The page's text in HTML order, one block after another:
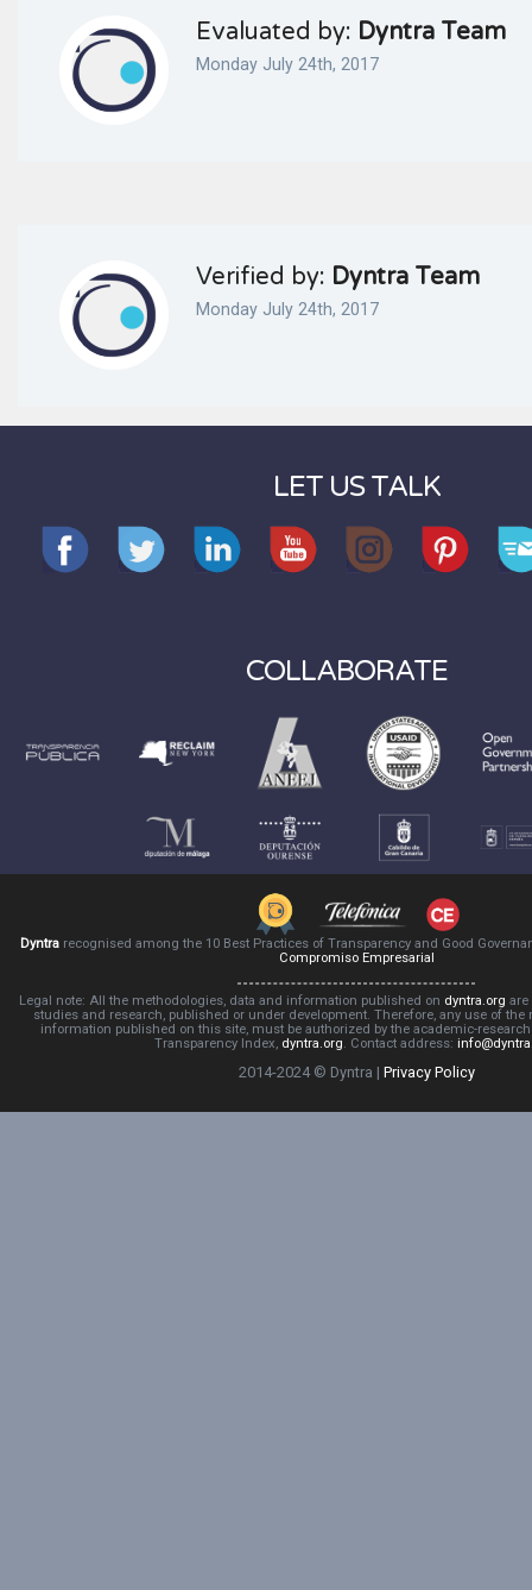
Evaluated by: Dyntra Team
Monday July 24th, 2017
Verified by: Dyntra Team
Monday July 24th, 2017
LET US TALK
COLLABORATE
Dyntra recognised among the 10 Best Practices of Transparency and Good
Compromiso Empresarial
Legal note: All the methodologies, data and information published on dyntra.org are
studies and research, published or under development. Therefore, any use of the
information published on this site, must be authorized by the academic-
Transparency Index, dyntra.org. Contact address:
2014-2024 © Dyntra | Privacy Policy